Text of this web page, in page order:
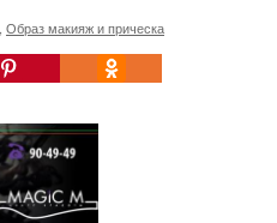
Образ макияж и прическа